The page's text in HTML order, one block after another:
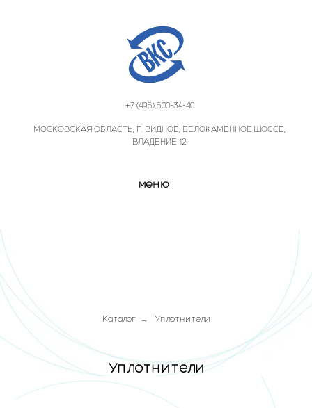
+7 (495) 500-34-40
МОСКОВСКАЯ ОБЛАСТЬ, Г. ВИДНОЕ, БЕЛОКАМЕННОЕ ШОССЕ,
ВЛАДЕНИЕ 12
меню
Каталог → Уплотнители
Уплотнители